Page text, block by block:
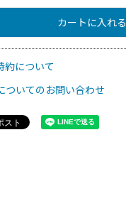
カートに入れる
約について
ついてのお問い合わせ